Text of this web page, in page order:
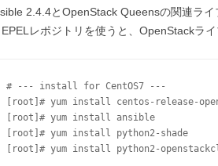
2.4.4とOpenStack Queensの関連ラ
レポジトリを使うと、OpenStackラ
# --- install for CentOS7 ---
[root]# yum install centos-release-
[root]# yum install ansible
[root]# yum install python2-shade
[root]# yum install python2-